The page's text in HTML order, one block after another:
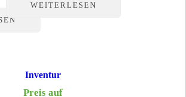
WEITERLESEN
Inventur
Preis auf